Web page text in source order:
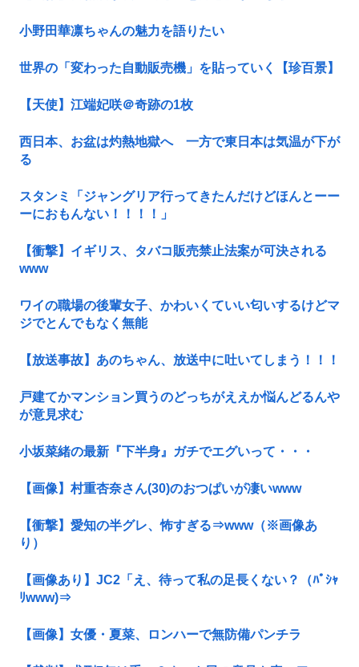
小野田華凛ちゃんの魅力を語りたい
世界の「変わった自動販売機」を貼っていく【珍百景】
【天使】江端妃咲＠奇跡の1枚
西日本、お盆は灼熱地獄へ 一方で東日本は気温が下が
る
スタンミ「ジャングリア行ってきたんだけどほんとーー
ーにおもんない！！！！」
【衝撃】イギリス、タバコ販売禁止法案が可決される
www
ワイの職場の後輩女子、かわいくていい匂いするけどマ
ジでとんでもなく無能
【放送事故】あのちゃん、放送中に吐いてしまう！！！
戸建てかマンション買うのどっちがええか悩んどるんや
が意見求む
小坂菜緒の最新『下半身』ガチでエグいって・・・
【画像】村重杏奈さん(30)のおつぱいが凄いwww
【衝撃】愛知の半グレ、怖すぎる⇒www（※画像あ
り）
【画像あり】JC2「え、待って私の足長くない？（ﾊﾟｼｬ
ﾘwww)⇒
【画像】女優・夏菜、ロンハーで無防備パンチラ